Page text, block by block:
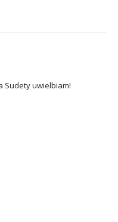
Sudety uwielbiam!